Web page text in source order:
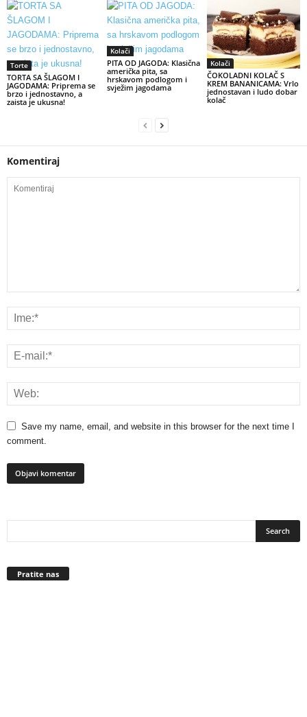
Torte
TORTA SA ŠLAGOM I
JAGODAMA: Priprema se
brzo i jednostavno, a
zaista je ukusna!
Kolači
PITA OD JAGODA: Klasična
američka pita, sa
hrskavom podlogom i
svježim jagodama
Kolači
ČOKOLADNI KOLAČ S
KREM BANANICAMA: Vrlo
jednostavan i ludo dobar
kolač
Komentiraj
Save my name, email, and website in this browser for the next time I
comment.
Pratite nas